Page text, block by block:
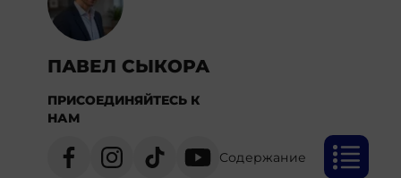
ПАВЕЛ СЫКОРА
ПРИСОЕДИНЯЙТЕСЬ К
НАМ
Содержание